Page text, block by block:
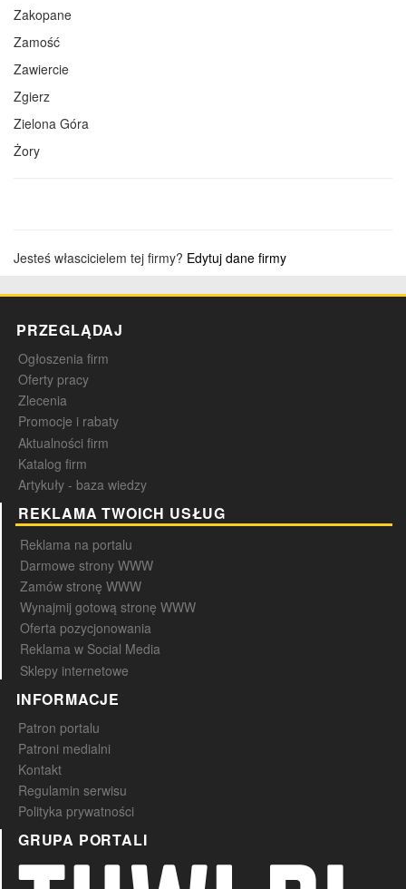
Zakopane
Zamość
Zawiercie
Zgierz
Zielona Góra
Żory
Jesteś włascicielem tej firmy? Edytuj dane firmy
PRZEGLĄDAJ
Ogłoszenia firm
Oferty pracy
Zlecenia
Promocje i rabaty
Aktualności firm
Katalog firm
Artykuły - baza wiedzy
REKLAMA TWOICH USŁUG
Reklama na portalu
Darmowe strony WWW
Zamów stronę WWW
Wynajmij gotową stronę WWW
Oferta pozycjonowania
Reklama w Social Media
Sklepy internetowe
INFORMACJE
Patron portalu
Patroni medialni
Kontakt
Regulamin serwisu
Polityka prywatności
GRUPA PORTALI